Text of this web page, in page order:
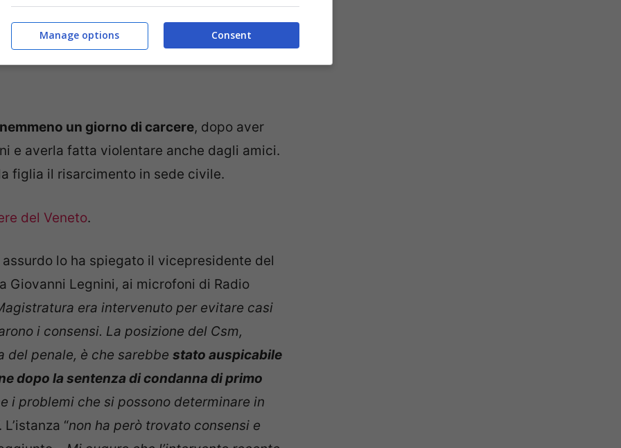
un giorno di carcere, dopo aver
e averla fatta violentare anche dagli amici.
figlia il risarcimento in sede civile.
del Veneto.
lo ha spiegato il vicepresidente del
Giovanni Legnini, ai microfoni di Radio
era intervenuto per evitare casi
i consensi. La posizione del Csm,
del penale, è che sarebbe stato auspicabile
dopo la sentenza di condanna di primo
i problemi che si possono determinare in
L’istanza “non ha però trovato consensi e
Consent
Manage options